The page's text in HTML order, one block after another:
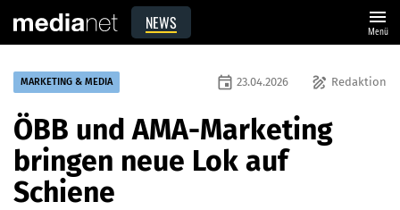
NEWS menu
Menü
MARKETING & MEDIA draw Redaktion
event 23.04.2026
ÖBB und AMA-Marketing
bringen neue Lok auf
Schiene